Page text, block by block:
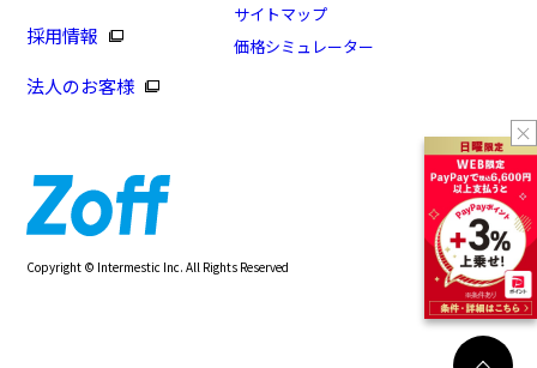
採用情報
法人のお客様
サイトマップ
価格シミュレーター
Copyright © Intermestic Inc. All Rights Reserved